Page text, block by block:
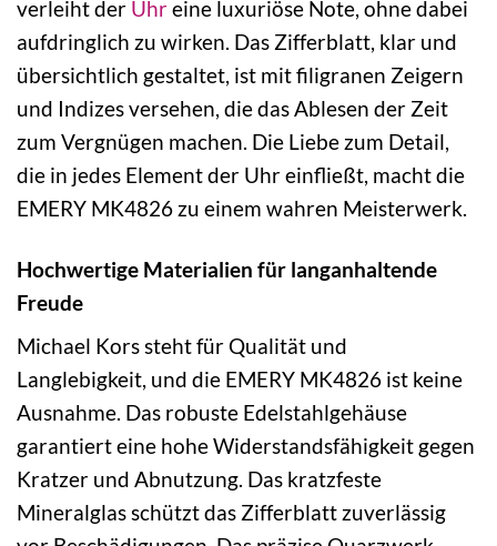
verleiht der Uhreine luxuriöse Note, ohne dabei
aufdringlich zu wirken. Das Zifferblatt, klar und
übersichtlich gestaltet, ist mit filigranen Zeigern
und Indizes versehen, die das Ablesen der Zeit
zum Vergnügen machen. Die Liebe zum Detail,
die in jedes Element der Uhr einfließt, macht die
EMERY MK4826 zu einem wahren Meisterwerk.
Hochwertige Materialien für langanhaltende
Freude
Michael Kors steht für Qualität und
Langlebigkeit, und die EMERY MK4826 ist keine
Ausnahme. Das robuste Edelstahlgehäuse
garantiert eine hohe Widerstandsfähigkeit gegen
Kratzer und Abnutzung. Das kratzfeste
Mineralglas schützt das Zifferblatt zuverlässig